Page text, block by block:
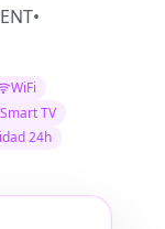
•
WiFi
Smart TV
24h